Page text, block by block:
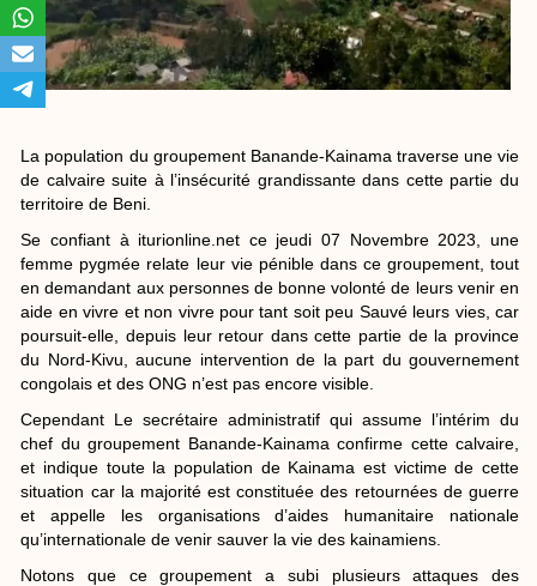
La population du groupement Banande-Kainama traverse une vie
de calvaire suite à l’insécurité grandissante dans cette partie du
territoire de Beni.
Se confiant à iturionline.net ce jeudi 07 Novembre 2023, une
femme pygmée relate leur vie pénible dans ce groupement, tout
en demandant aux personnes de bonne volonté de leurs venir en
aide en vivre et non vivre pour tant soit peu Sauvé leurs vies, car
poursuit-elle, depuis leur retour dans cette partie de la province
du Nord-Kivu, aucune intervention de la part du gouvernement
congolais et des ONG n’est pas encore visible.
Cependant Le secrétaire administratif qui assume l’intérim du
chef du groupement Banande-Kainama confirme cette calvaire,
et indique toute la population de Kainama est victime de cette
situation car la majorité est constituée des retournées de guerre
et appelle les organisations d’aides humanitaire nationale
qu’internationale de venir sauver la vie des kainamiens.
Notons que ce groupement a subi plusieurs attaques des